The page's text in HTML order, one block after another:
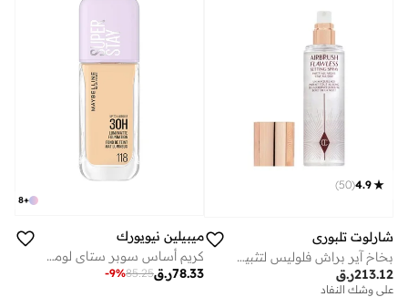
4.9
(
50
)
شارلوت تلبوري
بخاخ آير براش فلوليس لتثبيت المكياج
ر.ق213.12
على وشك النفاد
+
8
ميبيلين نيويورك
كريم أساس سوبر ستاي لومي-مات طويل الثبات 30 ساعة – درجة 118
ر.ق78.33
85.25
-9%